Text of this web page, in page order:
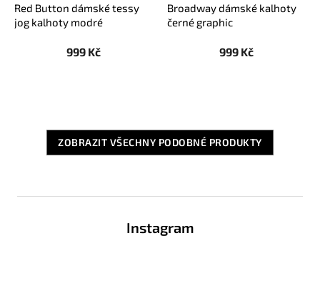
Red Button dámské tessy
jog kalhoty modré
999 Kč
Broadway dámské kalhoty
černé graphic
999 Kč
ZOBRAZIT VŠECHNY PODOBNÉ PRODUKTY
Instagram